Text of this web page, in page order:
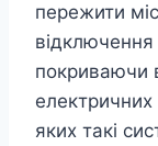
пережити
покриваючи
електричних
яких такі